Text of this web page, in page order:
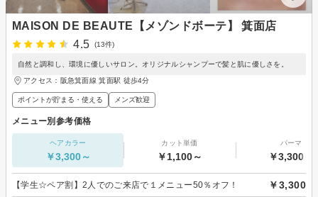
MAISON DE BEAUTE【メゾンドボーテ】 箕面店
4.5
(13件)
自然と調和し、環境に優しいサロン。オリジナルシャンプーで髪と肌に優しさを。
アクセス：阪急箕面線 箕面駅 徒歩4分
ポイントが貯まる・使える メンズ歓迎
メニュー別参考価格
ヘアカラー
￥3,300～
カット単価
￥1,100～
パーマ
￥3,300～
【学生☆ペア割】2人でのご来店で１メニュー50％オフ！ ￥3,300